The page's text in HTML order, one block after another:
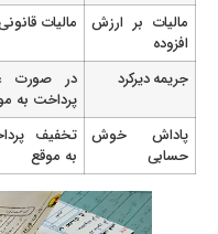
مالیات بر ارزش
افزوده
مالیات قانونی
جریمه دیرکرد
در صورت عدم
پرداخت به موقع
پاداش خوش
حسابی
تخفیف پرداخت
به موقع